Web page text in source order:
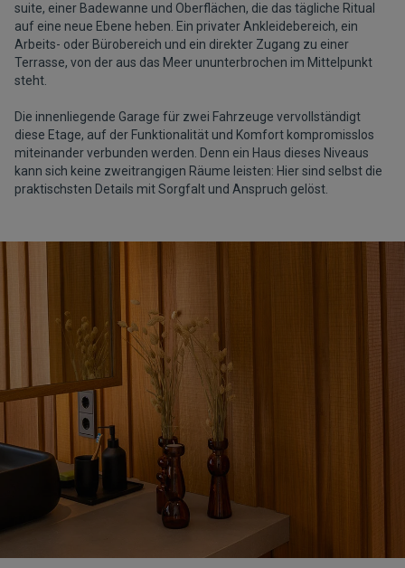
suite, einer Badewanne und Oberflächen, die das tägliche Ritual
auf eine neue Ebene heben. Ein privater Ankleidebereich, ein
Arbeits- oder Bürobereich und ein direkter Zugang zu einer
Terrasse, von der aus das Meer ununterbrochen im Mittelpunkt
steht.
Die innenliegende Garage für zwei Fahrzeuge vervollständigt
diese Etage, auf der Funktionalität und Komfort kompromisslos
miteinander verbunden werden. Denn ein Haus dieses Niveaus
kann sich keine zweitrangigen Räume leisten: Hier sind selbst die
praktischsten Details mit Sorgfalt und Anspruch gelöst.